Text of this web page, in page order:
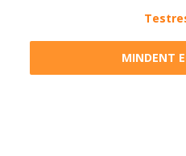
2010-2026 Copyright -
MINDENT